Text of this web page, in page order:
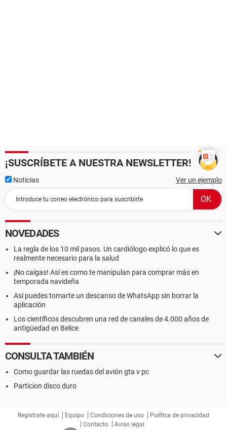
¡SUSCRÍBETE A NUESTRA NEWSLETTER!
Noticias Ver un ejemplo
NOVEDADES
La regla de los 10 mil pasos. Un cardiólogo explicó lo que es
realmente necesario para la salud
¡No caigas! Así es como te manipulan para comprar más en
temporada navideña
Así puedes tomarte un descanso de WhatsApp sin borrar la
aplicación
Los científicos descubren una red de canales de 4.000 años de
antigüedad en Belice
CONSULTA TAMBIÉN
Como guardar las ruedas del avión gta v pc
Particion disco duro
Regístrate aquí Equipo Condiciones de uso
Política de privacidad
Contacto
Aviso legal